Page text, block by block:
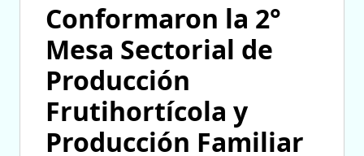
Conformaron la 2°
Mesa Sectorial de
Producción
Frutihortícola y
Producción Familiar